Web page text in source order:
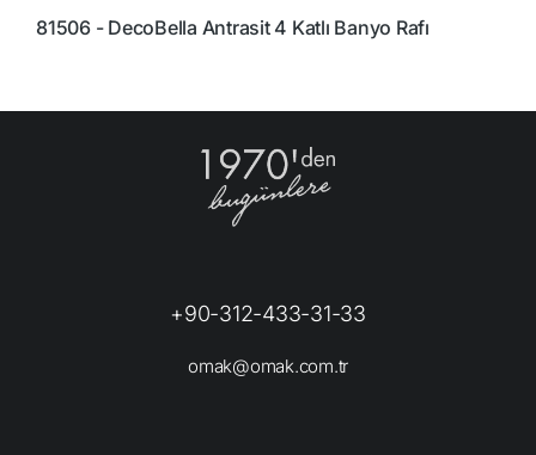
81506 - DecoBella Antrasit 4 Katlı Banyo Rafı
+90-312-433-31-33
omak@omak.com.tr